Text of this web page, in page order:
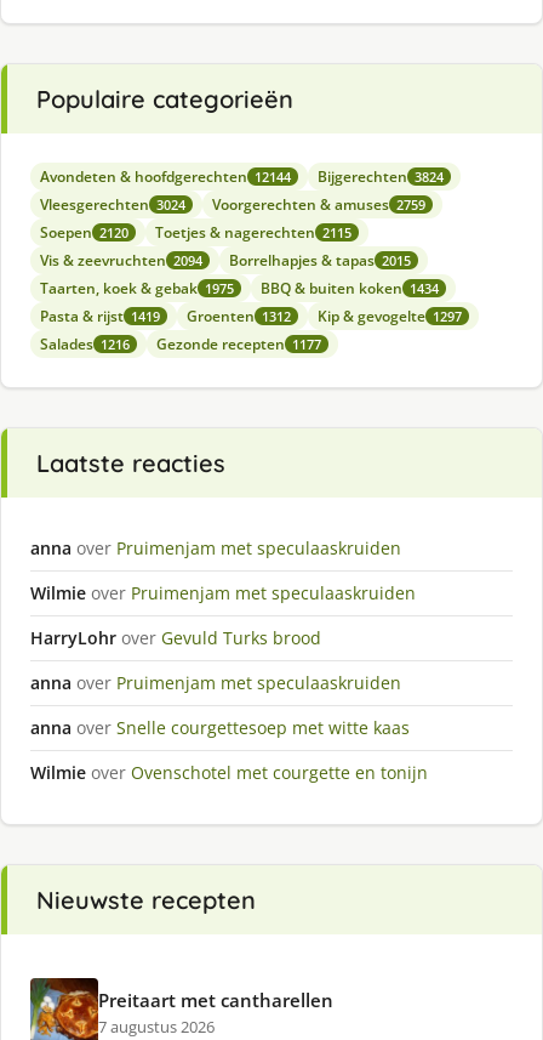
Populaire categorieën
Avondeten & hoofdgerechten 12144 Bijgerechten 3824
Vleesgerechten 3024 Voorgerechten & amuses 2759
Soepen 2120 Toetjes & nagerechten 2115
Vis & zeevruchten 2094 Borrelhapjes & tapas 2015
Taarten, koek & gebak 1975 BBQ & buiten koken 1434
Pasta & rijst 1419 Groenten 1312 Kip & gevogelte 1297
Salades 1216 Gezonde recepten 1177
Laatste reacties
anna over Pruimenjam met speculaaskruiden
Wilmie over Pruimenjam met speculaaskruiden
HarryLohr over Gevuld Turks brood
anna over Pruimenjam met speculaaskruiden
anna over Snelle courgettesoep met witte kaas
Wilmie over Ovenschotel met courgette en tonijn
Nieuwste recepten
Preitaart met cantharellen
7 augustus 2026